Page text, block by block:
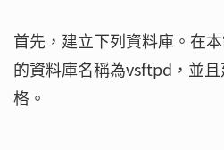
首先，建立下列資料庫。在
的資料庫名稱為vsftpd，並
格。